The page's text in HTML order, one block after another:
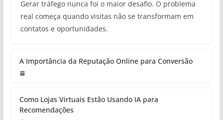
Gerar tráfego nunca foi o maior desafio. O problema
real começa quando visitas não se transformam em
contatos e oportunidades.
A Importância da Reputação Online para Conversão
Como Lojas Virtuais Estão Usando IA para
Recomendações